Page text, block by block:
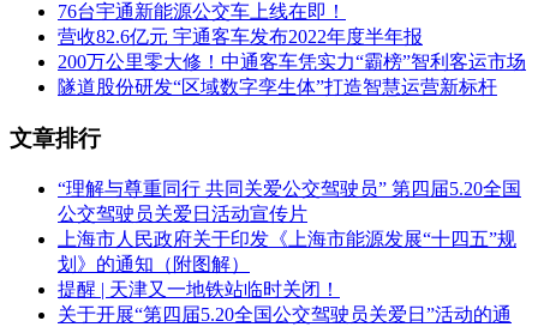
76台宇通新能源公交车上线在即！
营收82.6亿元 宇通客车发布2022年度半年报
200万公里零大修！中通客车凭实力“霸榜”智利客运市场
隧道股份研发“区域数字孪生体”打造智慧运营新标杆
文章排行
“理解与尊重同行 共同关爱公交驾驶员” 第四届5.20全国
公交驾驶员关爱日活动宣传片
上海市人民政府关于印发《上海市能源发展“十四五”规
划》的通知（附图解）
提醒 | 天津又一地铁站临时关闭！
关于开展“第四届5.20全国公交驾驶员关爱日”活动的通